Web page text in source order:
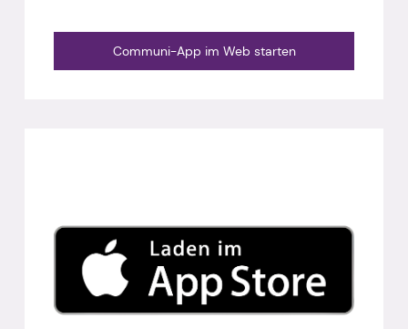
Communi-App im Web starten